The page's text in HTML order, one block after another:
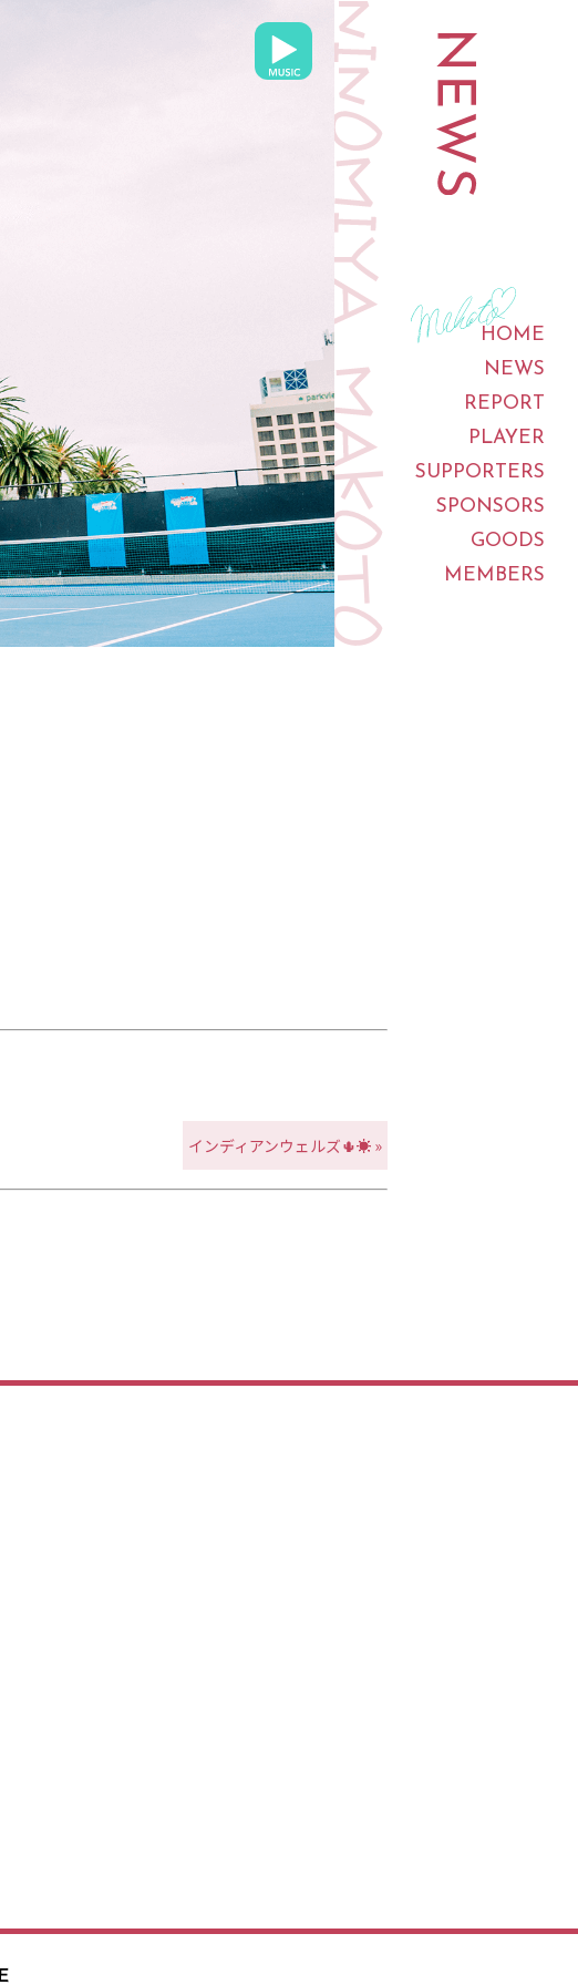
HOME
NEWS
REPORT
PLAYER
SUPPORTERS
SPONSORS
GOODS
MEMBERS
インディアンウェルズ🌵☀️ »